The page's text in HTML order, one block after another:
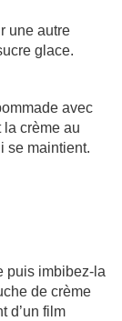
une autre
glace.
avec
la crème au
se maintient.
puis imbibez-la
de crème
d’un film